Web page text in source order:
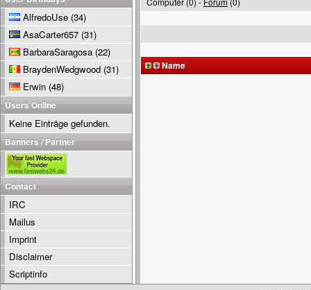
Name
AlfredoUse (34)
AsaCarter657 (31)
BarbaraSaragosa (22)
BraydenWedgwood (31)
Erwin (48)
Users Online
Keine Einträge gefunden.
Banners / Partner
Contact
IRC
Mailus
Imprint
Disclaimer
Scriptinfo